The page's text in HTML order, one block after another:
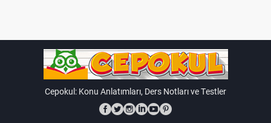
üzerinde olumlu etkiler yapar.
Kirlilik, zararlı kimyasallar ise sağlık sorunlarına neden
olabilir.
Sağlıklı Yaşam Tarzı:
Cepokul: Konu Anlatımları, Ders Notları ve Testler